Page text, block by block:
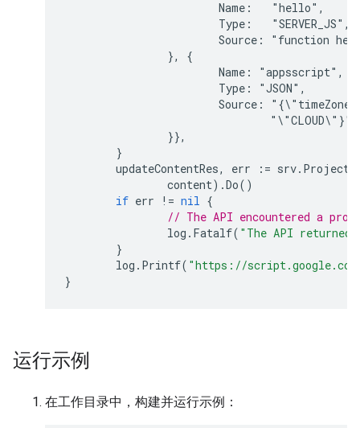
		}
},
}
updateContentRes, err := srv. Projects
content).Do()
if err != nil {
// The API encountered a
log . Fatalf( "The API
}
log . Printf( "https://
}
运行示例
在工作目录中，构建并运行示例：